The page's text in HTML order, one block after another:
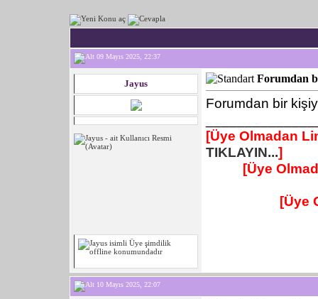
09 Mayıs 2025, 22:37
Jayus Forumdan
Forumdan bir
[Üye Olmadan
TIKLAYIN...]
[Üye
[Üye
10 Mayıs 2025, 22:07